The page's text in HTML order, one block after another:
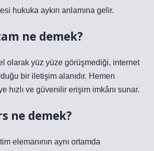
hukuka aykırı anlamına gelir.
ne demek?
olarak yüz yüze görüşmediği, internet
bir iletişim alanıdır. Hemen
hızlı ve güvenilir erişim imkânı sunar.
ne demek?
elemanının aynı ortamda